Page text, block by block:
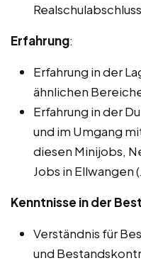
Erfahrung:
Erfahrung in der
ähnlichen
Erfahrung in der
und im Umgang
diesen Minijobs,
Jobs in Ellwangen
Kenntnisse in der
Verständnis für
und